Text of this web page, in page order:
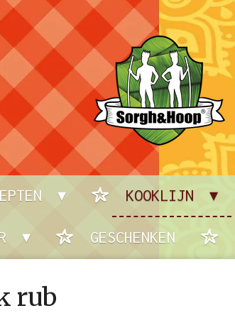
KOOKLIJN
GESCHENKEN
rub